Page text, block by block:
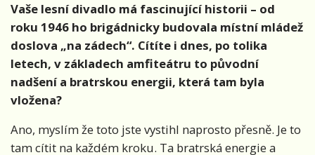
Vaše lesní divadlo má fascinující historii – od
roku 1946 ho brigádnicky budovala místní mládež
doslova „na zádech“. Cítíte i dnes, po tolika
letech, v základech amfiteátru to původní
nadšení a bratrskou energii, která tam byla
vložena?
Ano, myslím že toto jste vystihl naprosto přesně. Je to
tam cítit na každém kroku. Ta bratrská energie a